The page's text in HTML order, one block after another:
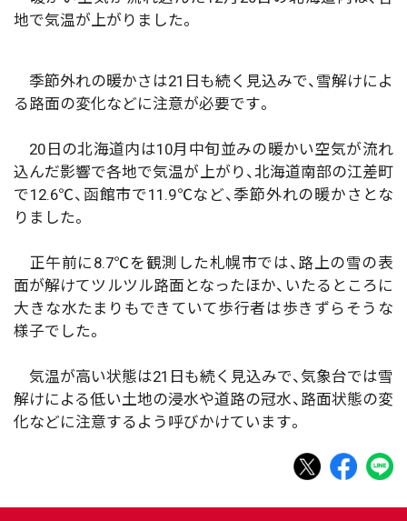
地で気温が上がりました。
季節外れの暖かさは21日も続く見込みで、雪解けによ
る路面の変化などに注意が必要です。
20日の北海道内は10月中旬並みの暖かい空気が流れ
込んだ影響で各地で気温が上がり、北海道南部の江差町
で12.6℃、函館市で11.9℃など、季節外れの暖かさとな
りました。
正午前に8.7℃を観測した札幌市では、路上の雪の表
面が解けてツルツル路面となったほか、いたるところに
大きな水たまりもできていて歩行者は歩きずらそうな
様子でした。
気温が高い状態は21日も続く見込みで、気象台では雪
解けによる低い土地の浸水や道路の冠水、路面状態の変
化などに注意するよう呼びかけています。